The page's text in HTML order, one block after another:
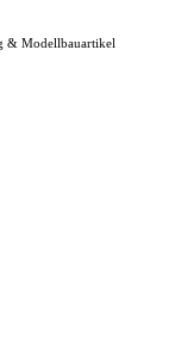
& Modellbauartikel